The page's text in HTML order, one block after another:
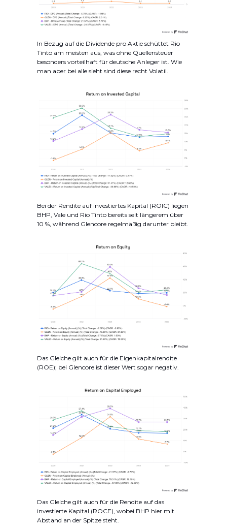
In Bezug auf die Dividende pro Aktie schüttet Rio
Tinto am meisten aus, was ohne Quellensteuer
besonders vorteilhaft für deutsche Anleger ist. Wie
man aber bei alle sieht sind diese recht Volatil.
Bei der Rendite auf investiertes Kapital (ROIC) liegen
BHP, Vale und Rio Tinto bereits seit längerem über
10 %, während Glencore regelmäßig darunter bleibt.
Das Gleiche gilt auch für die Eigenkapitalrendite
(ROE); bei Glencore ist dieser Wert sogar negativ.
Das Gleiche gilt auch für die Rendite auf das
investierte Kapital (ROCE), wobei BHP hier mit
Abstand an der Spitze steht.